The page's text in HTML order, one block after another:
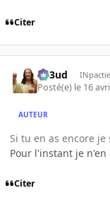
Citer
Sp3ud
Posté(e) le 16
AUTEUR
Si tu en as encore
Pour l'instant je n'en
Citer